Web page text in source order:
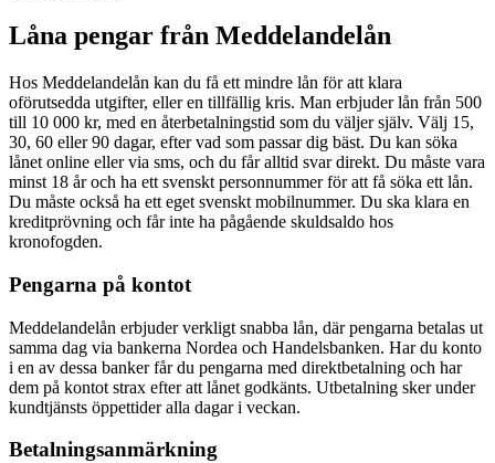
Låna pengar från Meddelandelån
Hos Meddelandelån kan du få ett mindre lån för att klara
oförutsedda utgifter, eller en tillfällig kris. Man erbjuder lån från 500
till 10 000 kr, med en återbetalningstid som du väljer själv. Välj 15,
30, 60 eller 90 dagar, efter vad som passar dig bäst. Du kan söka
lånet online eller via sms, och du får alltid svar direkt. Du måste vara
minst 18 år och ha ett svenskt personnummer för att få söka ett lån.
Du måste också ha ett eget svenskt mobilnummer. Du ska klara en
kreditprövning och får inte ha pågående skuldsaldo hos
kronofogden.
Pengarna på kontot
Meddelandelån erbjuder verkligt snabba lån, där pengarna betalas ut
samma dag via bankerna Nordea och Handelsbanken. Har du konto
i en av dessa banker får du pengarna med direktbetalning och har
dem på kontot strax efter att lånet godkänts. Utbetalning sker under
kundtjänsts öppettider alla dagar i veckan.
Betalningsanmärkning